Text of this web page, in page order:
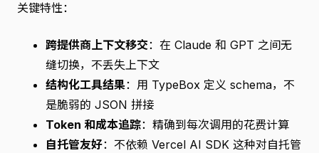
关键特性：
跨提供商上下文移交：在 Claude 和 GPT 之间无
缝切换，不丢失上下文
结构化工具结果：用 TypeBox 定义 schema，不
是脆弱的 JSON 拼接
Token 和成本追踪：精确到每次调用的花费计算
自托管友好：不依赖 Vercel AI SDK 这种对自托管